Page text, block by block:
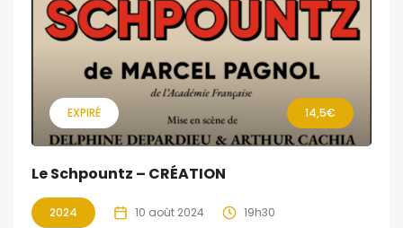
EXPIRÉ 14,5€
Le Schpountz – CRÉATION
2024 10 août 2024 19h30